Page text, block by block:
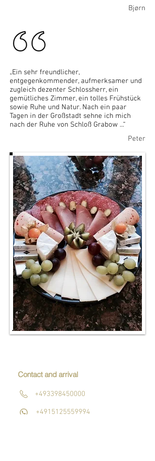
Bjørn
„Ein sehr freundlicher,
entgegenkommender, aufmerksamer und
zugleich dezenter Schlossherr, ein
gemütliches Zimmer, ein tolles Frühstück
sowie Ruhe und Natur. Nach ein paar
Tagen in der Großstadt sehne ich mich
nach der Ruhe von Schloß Grabow ...“
Peter
Contact and arrival
+493398450000
+4915125559994